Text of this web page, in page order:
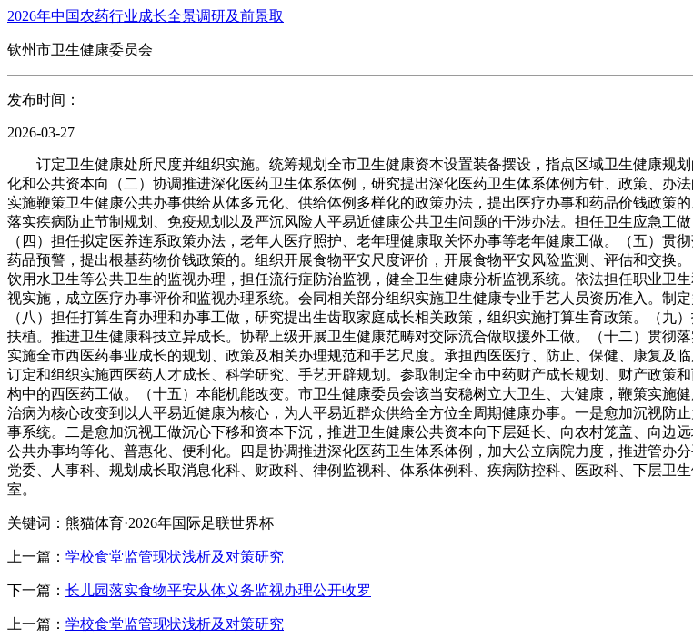
2026年中国农药行业成长全景调研及前景取
钦州市卫生健康委员会
发布时间：
2026-03-27
订定卫生健康处所尺度并组织实施。统筹规划全市卫生健康资本设置装备摆设，指点区域卫生健康规
化和公共资本向（二）协调推进深化医药卫生体系体例，研究提出深化医药卫生体系体例方针、政策、办
实施鞭策卫生健康公共办事供给从体多元化、供给体例多样化的政策办法，提出医疗办事和药品价钱政策
落实疾病防止节制规划、免疫规划以及严沉风险人平易近健康公共卫生问题的干涉办法。担任卫生应急工
（四）担任拟定医养连系政策办法，老年人医疗照护、老年理健康取关怀办事等老年健康工做。（五）
药品预警，提出根基药物价钱政策的。组织开展食物平安尺度评价，开展食物平安风险监测、评估和交换
饮用水卫生等公共卫生的监视办理，担任流行症防治监视，健全卫生健康分析监视系统。依法担任职业卫
视实施，成立医疗办事评价和监视办理系统。会同相关部分组织实施卫生健康专业手艺人员资历准入。制
（八）担任打算生育办理和办事工做，研究提出生齿取家庭成长相关政策，组织实施打算生育政策。（
扶植。推进卫生健康科技立异成长。协帮上级开展卫生健康范畴对交际流合做取援外工做。（十二）贯彻
实施全市西医药事业成长的规划、政策及相关办理规范和手艺尺度。承担西医医疗、防止、保健、康复及
订定和组织实施西医药人才成长、科学研究、手艺开辟规划。参取制定全市中药财产成长规划、财产政策
构中的西医药工做。（十五）本能机能改变。市卫生健康委员会该当安稳树立大卫生、大健康，鞭策实施
治病为核心改变到以人平易近健康为核心，为人平易近群众供给全方位全周期健康办事。一是愈加沉视防
事系统。二是愈加沉视工做沉心下移和资本下沉，推进卫生健康公共资本向下层延长、向农村笼盖、向边
公共办事均等化、普惠化、便利化。四是协调推进深化医药卫生体系体例，加大公立病院力度，推进管办
党委、人事科、规划成长取消息化科、财政科、律例监视科、体系体例科、疾病防控科、医政科、下层卫
室。
关键词：熊猫体育·2026年国际足联世界杯
上一篇： 学校食堂监管现状浅析及对策研究
下一篇： 长儿园落实食物平安从体义务监视办理公开收罗
上一篇： 学校食堂监管现状浅析及对策研究